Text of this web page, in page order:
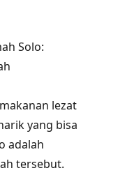
Solo:
lezat
yang bisa
adalah
tersebut.